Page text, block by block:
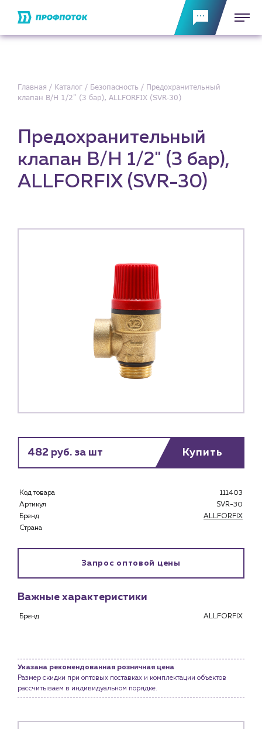
Каталог
Предприятиям и юр.лицам
История компании
Доставка
Портфолио
Главная Каталог Безопасность
Предохранительный
клапан В/Н 1/2" (3 бар), ALLFORFIX (SVR-30)
Предохранительный
клапан В/Н 1/2" (3 бар),
ALLFORFIX (SVR-30)
482 руб. за шт Купить
Код товара
111403
Артикул
SVR-30
Бренд
ALLFORFIX
Страна
Запрос оптовой цены
Важные характеристики
Бренд ALLFORFIX
Указана рекомендованная розничная цена
Размер скидки при оптовых поставках и комплектации объектов
рассчитываем в индивидуальном порядке.